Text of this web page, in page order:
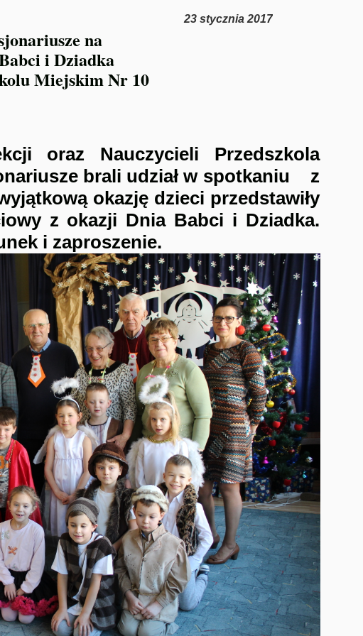
23 stycznia 2017
oraz Nauczycieli Przedszkola
brali udział w spotkaniu z
okazję dzieci przedstawiły
z okazji Dnia Babci i Dziadka.
i zaproszenie.
na
i Dziadka
Miejskim Nr 10